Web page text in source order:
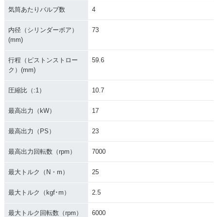
気筒あたりバルブ数 4
内径（シリンダーボア）
(mm)
73
行程（ピストンストロー
ク）(mm)
59.6
圧縮比（:1） 10.7
最高出力（kW） 17
最高出力（PS） 23
最高出力回転数（rpm） 7000
最大トルク（N・m） 25
最大トルク（kgf･m） 2.5
最大トルク回転数（rpm） 6000